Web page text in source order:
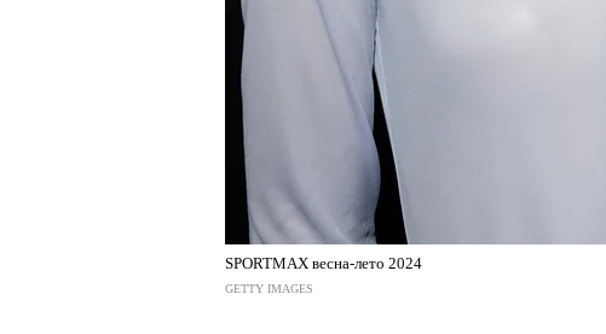
SPORTMAX весна-лето 2024
GETTY IMAGES